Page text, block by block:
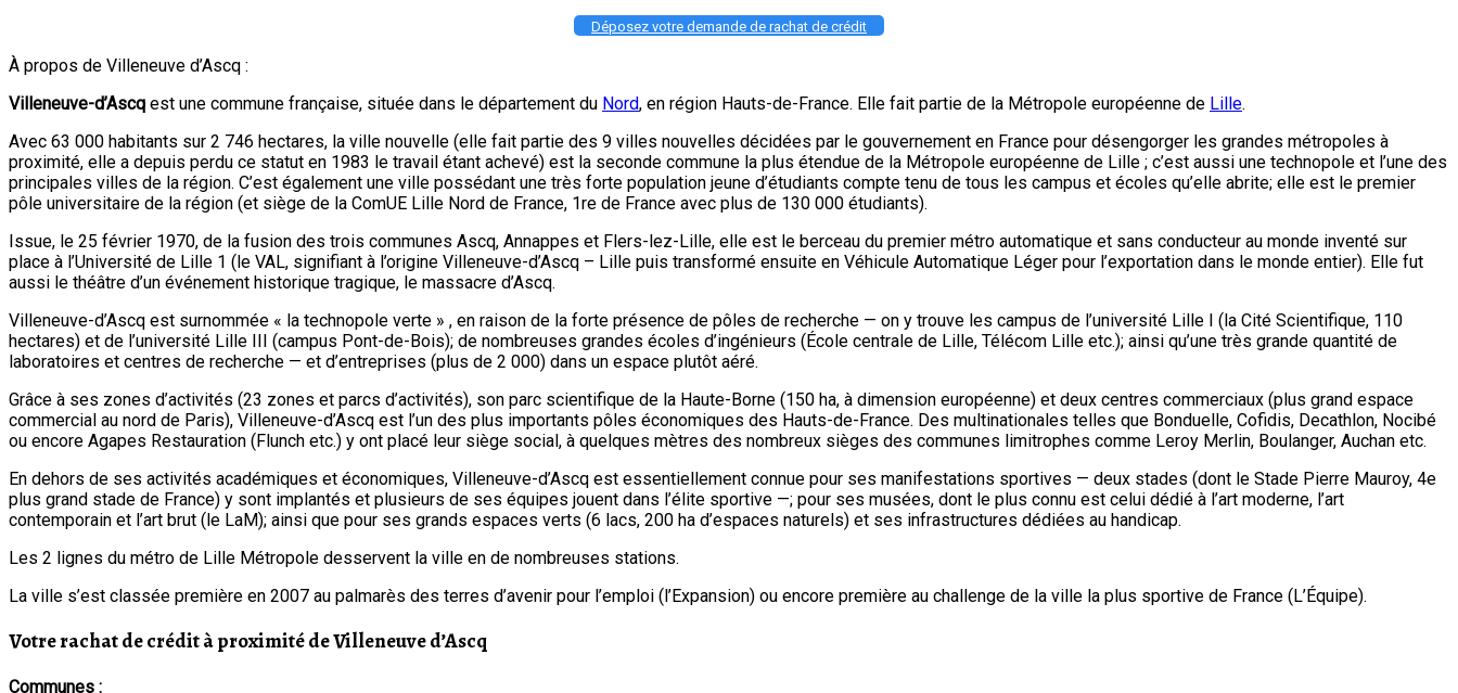
Déposez votre demande de rachat de crédit
À propos de Villeneuve d’Ascq :
Villeneuve-d’Ascq est une commune française, située dans le département du Nord, en région Hauts-de-France. Elle fait partie de la Métropole européenne de Lille.
Avec 63 000 habitants sur 2 746 hectares, la ville nouvelle (elle fait partie des 9 villes nouvelles décidées par le gouvernement en France pour désengorger les grandes métropoles à
proximité, elle a depuis perdu ce statut en 1983 le travail étant achevé) est la seconde commune la plus étendue de la Métropole européenne de Lille ; c’est aussi une technopole et l’une des
principales villes de la région. C’est également une ville possédant une très forte population jeune d’étudiants compte tenu de tous les campus et écoles qu’elle abrite; elle est le premier
pôle universitaire de la région (et siège de la ComUE Lille Nord de France, 1re de France avec plus de 130 000 étudiants).
Issue, le 25 février 1970, de la fusion des trois communes Ascq, Annappes et Flers-lez-Lille, elle est le berceau du premier métro automatique et sans conducteur au monde inventé sur
place à l’Université de Lille 1 (le VAL, signifiant à l’origine Villeneuve-d’Ascq – Lille puis transformé ensuite en Véhicule Automatique Léger pour l’exportation dans le monde entier). Elle fut
aussi le théâtre d’un événement historique tragique, le massacre d’Ascq.
Villeneuve-d’Ascq est surnommée « la technopole verte » , en raison de la forte présence de pôles de recherche — on y trouve les campus de l’université Lille I (la Cité Scientifique, 110
hectares) et de l’université Lille III (campus Pont-de-Bois); de nombreuses grandes écoles d’ingénieurs (École centrale de Lille, Télécom Lille etc.); ainsi qu’une très grande quantité de
laboratoires et centres de recherche — et d’entreprises (plus de 2 000) dans un espace plutôt aéré.
Grâce à ses zones d’activités (23 zones et parcs d’activités), son parc scientifique de la Haute-Borne (150 ha, à dimension européenne) et deux centres commerciaux (plus grand espace
commercial au nord de Paris), Villeneuve-d’Ascq est l’un des plus importants pôles économiques des Hauts-de-France. Des multinationales telles que Bonduelle, Cofidis, Decathlon, Nocibé
ou encore Agapes Restauration (Flunch etc.) y ont placé leur siège social, à quelques mètres des nombreux sièges des communes limitrophes comme Leroy Merlin, Boulanger, Auchan etc.
En dehors de ses activités académiques et économiques, Villeneuve-d’Ascq est essentiellement connue pour ses manifestations sportives — deux stades (dont le Stade Pierre Mauroy, 4e
plus grand stade de France) y sont implantés et plusieurs de ses équipes jouent dans l’élite sportive —; pour ses musées, dont le plus connu est celui dédié à l’art moderne, l’art
contemporain et l’art brut (le LaM); ainsi que pour ses grands espaces verts (6 lacs, 200 ha d’espaces naturels) et ses infrastructures dédiées au handicap.
Les 2 lignes du métro de Lille Métropole desservent la ville en de nombreuses stations.
La ville s’est classée première en 2007 au palmarès des terres d’avenir pour l’emploi (l’Expansion) ou encore première au challenge de la ville la plus sportive de France (L’Équipe).
Votre rachat de crédit à proximité de Villeneuve d’Ascq
Communes :